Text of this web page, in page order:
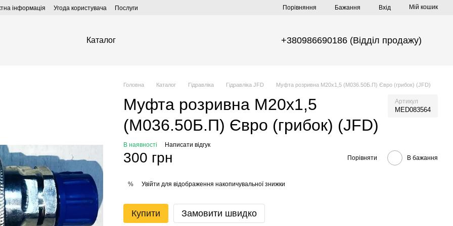
інформація Угода користувача Послуги Порівняння Бажання Вхід Мій кошик
Каталог +380986690186 (Відділ продажу)
Головна Каталог Гідравліка Гідравліка JFD Муфта розривна М20х1,5 (М036.50Б.П) Євро (грибок) (JFD)
Муфта розривна М20х1,5
(М036.50Б.П) Євро (грибок) (JFD)
Артикул
MED083564
В наявності Написати відгук
300 грн Порівняти В бажання
% Увійти для відображення накопичувальної знижки
Купити Замовити швидко